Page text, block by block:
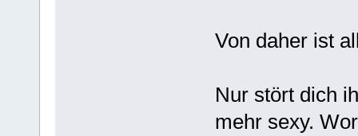
Von daher ist
Nur stört dich
mehr sexy.